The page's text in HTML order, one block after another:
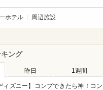
ホテル 周辺施設
ング
昨日 1週間
ィズニー】コンプできたら神！コン